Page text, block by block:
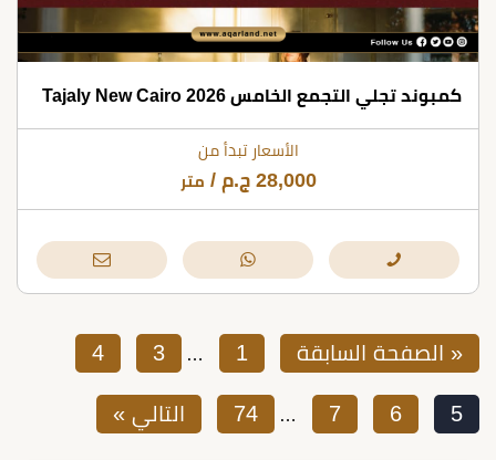
كمبوند تجلي التجمع الخامس 2026 Tajaly New Cairo
الأسعار تبدأ من
28,000 ج.م / متر
« الصفحة السابقة 1
…
3
4
5
6
7
…
74 التالي »